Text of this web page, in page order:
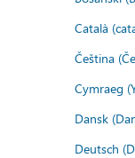
Català
Čeština
Cymraeg
Dansk
Deutsch